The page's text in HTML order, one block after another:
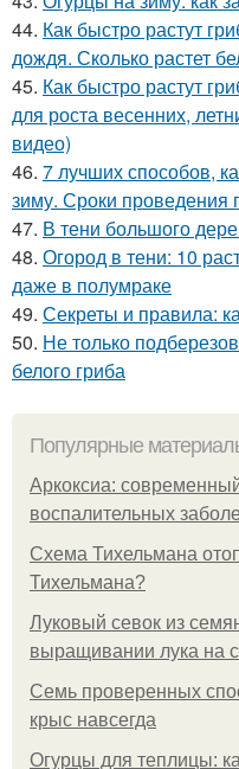
44. Как быстро растут
дождя. Сколько растет
45. Как быстро растут
для роста весенних,
видео)
46. 7 лучших способов,
зиму. Сроки проведения
47. В тени большого
48. Огород в тени: 10
даже в полумраке
49. Секреты и правила:
50. Не только
белого гриба
Популярные
Аркоксиа:
воспалительных
Схема Тихельмана
Тихельмана?
Луковый севок из
выращивании лука на
Семь проверенных
крыс навсегда
Огурцы для теплицы: